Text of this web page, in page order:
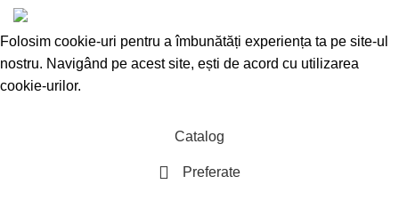
Folosim cookie-uri pentru a îmbunătăți experiența ta pe site-ul
nostru. Navigând pe acest site, ești de acord cu utilizarea
cookie-urilor.
Catalog
Preferate